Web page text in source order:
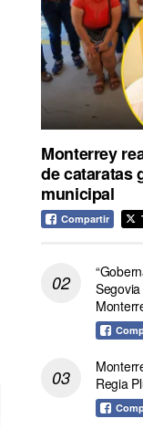
Monterrey
de cataratas
municipal
Compartir
Regia